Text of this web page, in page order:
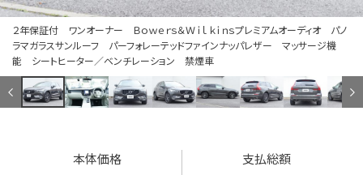
２年保証付 ワンオーナー Ｂｏｗｅｒｓ＆Ｗｉｌｋｉｎｓプレミアムオーディオ パノ
ラマガラスサンルーフ パーフォレーテッドファインナッパレザー マッサージ機
能 シートヒーター／ベンチレーション 禁煙車
本体価格 支払総額